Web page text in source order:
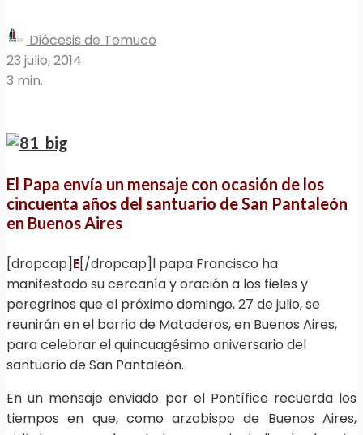
Diócesis de Temuco
23 julio, 2014
3 min.
El Papa envía un mensaje con ocasión de los
cincuenta años del santuario de San Pantaleón
en Buenos Aires
[dropcap]E[/dropcap]l papa Francisco ha
manifestado su cercanía y oración a los fieles y
peregrinos que el próximo domingo, 27 de julio, se
reunirán en el barrio de Mataderos, en Buenos Aires,
para celebrar el quincuagésimo aniversario del
santuario de San Pantaleón.
En un mensaje enviado por el Pontífice recuerda los
tiempos en que, como arzobispo de Buenos Aires,